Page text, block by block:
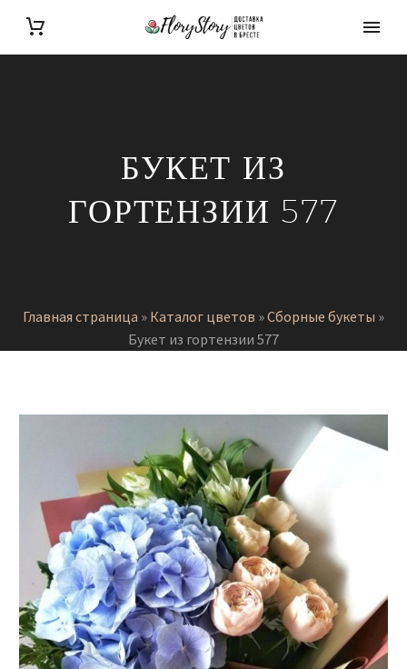
БУКЕТ ИЗ
ГОРТЕНЗИИ 577
Главная страница » Каталог цветов »Сборные букеты »
Букет из гортензии 577